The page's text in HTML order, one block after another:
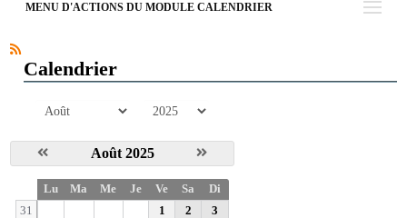
Mot de passe oublié
MENU D'ACTIONS DU MODULE CALENDRIER
Calendrier
mois année
Août 2025
e
Lu Ma Me Je Ve Sa
Di
31
1 2
3